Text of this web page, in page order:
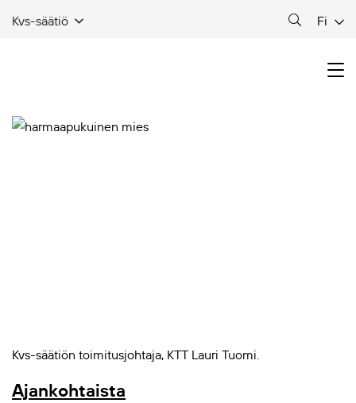
Kvs-säätiö Fi
Kvs-säätiön toimitusjohtaja, KTT Lauri Tuomi.
Ajankohtaista